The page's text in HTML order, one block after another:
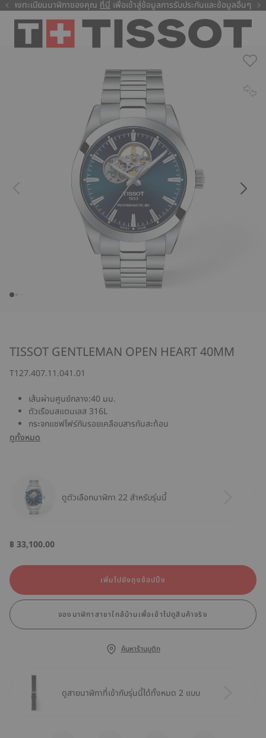
ลงทะเบียนนาฬิกาของคุณ ที่นี่ เพื่อเข้าสู่ข้อมูลการรับประกันและข้อมูลอื่นๆ
ที่นี่
TISSOT GENTLEMAN OPEN HEART 40MM
T127.407.11.041.01
เส้นผ่านศูนย์กลาง:40 มม.
ตัวเรือนสแตนเลส 316L
กระจกแซฟไฟร์กันรอยเคลือบสารกันสะท้อน
ดูทั้งหมด
ดูตัวเลือกนาฬิกา 22 สำหรับรุ่นนี้
฿ 33,100.00
เพิ่มไปยังถุงช้อปปิ้ง
จองนาฬิกาสาขาใกล้บ้านเพื่อเข้าไปดูสินค้าจริง
ค้นหาร้านบูติก
ดูสายนาฬิกาที่เข้ากับรุ่นนี้ได้ทั้งหมด 2 แบบ